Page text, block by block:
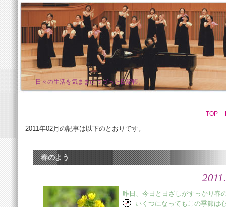
日々の生活を気ままにつづった日記帳。
TOP
2011年02月の記事は以下のとおりです。
春のよう
昨日、今日と日ざしがすっかり春
いくつになってもこの季節は